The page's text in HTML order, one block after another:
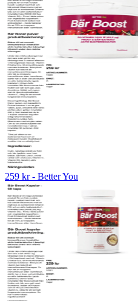
259 kr - Better You